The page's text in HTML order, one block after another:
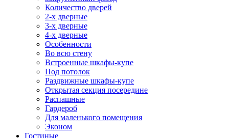
Количество дверей
2-х дверные
3-х дверные
4-х дверные
Особенности
Во всю стену
Встроенные шкафы-купе
Под потолок
Раздвижные шкафы-купе
Открытая секция посередине
Распашные
Гардероб
Для маленького помещения
Эконом
Гостиные